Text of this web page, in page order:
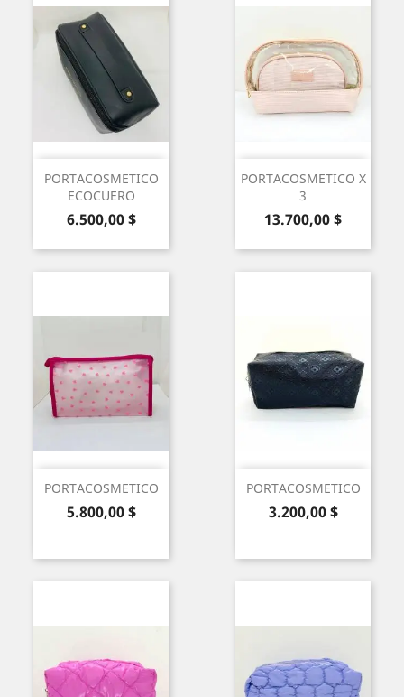
PORTACOSMETICO
ECOCUERO
Precio
6.500,00 $
PORTACOSMETICO X
3
Precio
13.700,00 $
PORTACOSMETICO
Precio
5.800,00 $
PORTACOSMETICO
Precio
3.200,00 $